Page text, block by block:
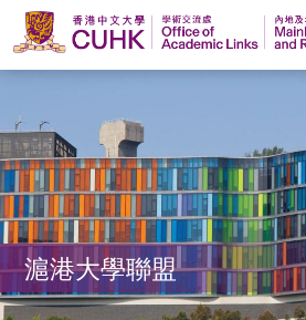
香
港
中
文
大
學滬港大學聯盟